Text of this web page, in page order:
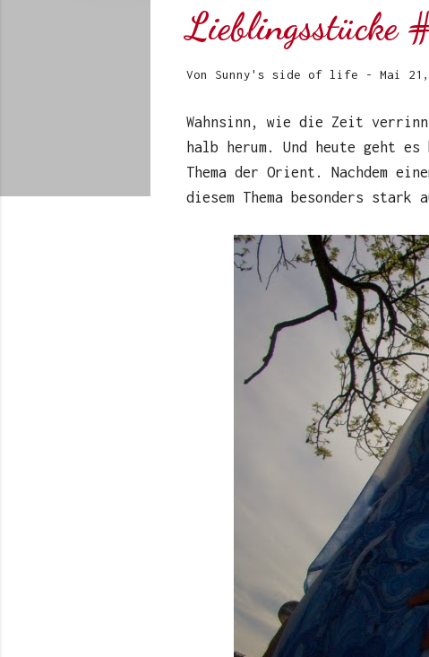
Von Sunny's side of life - Mai
Wahnsinn, wie die Zeit
halb herum. Und heute geht
Thema der Orient. Nachdem
diesem Thema besonders stark